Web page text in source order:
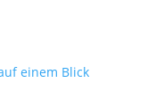
einem Blick